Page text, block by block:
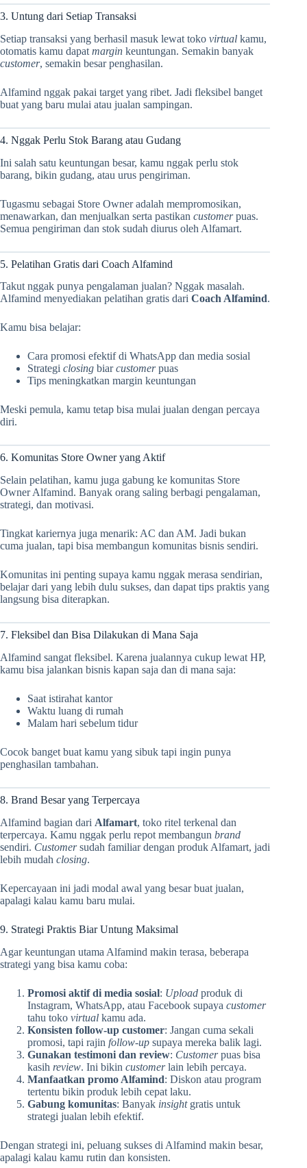
3. Untung dari Setiap Transaksi
Setiap transaksi yang berhasil masuk lewat toko virtual kamu,
otomatis kamu dapat margin keuntungan. Semakin banyak
customer, semakin besar penghasilan.
Alfamind nggak pakai target yang ribet. Jadi fleksibel banget
buat yang baru mulai atau jualan sampingan.
4. Nggak Perlu Stok Barang atau Gudang
Ini salah satu keuntungan besar, kamu nggak perlu stok
barang, bikin gudang, atau urus pengiriman.
Tugasmu sebagai Store Owner adalah mempromosikan,
menawarkan, dan menjualkan serta pastikan customerpuas.
Semua pengiriman dan stok sudah diurus oleh Alfamart.
5. Pelatihan Gratis dari Coach Alfamind
Takut nggak punya pengalaman jualan? Nggak masalah.
Alfamind menyediakan pelatihan gratis dari Coach Alfamind.
Kamu bisa belajar:
Cara promosi efektif di WhatsApp dan media sosial
Strategi closing biarcustomerpuas
Tips meningkatkan margin keuntungan
Meski pemula, kamu tetap bisa mulai jualan dengan percaya
diri.
6. Komunitas Store Owner yang Aktif
Selain pelatihan, kamu juga gabung ke komunitas Store
Owner Alfamind. Banyak orang saling berbagi pengalaman,
strategi, dan motivasi.
Tingkat kariernya juga menarik: AC dan AM. Jadi bukan
cuma jualan, tapi bisa membangun komunitas bisnis sendiri.
Komunitas ini penting supaya kamu nggak merasa sendirian,
belajar dari yang lebih dulu sukses, dan dapat tips praktis yang
langsung bisa diterapkan.
7. Fleksibel dan Bisa Dilakukan di Mana Saja
Alfamind sangat fleksibel. Karena jualannya cukup lewat HP,
kamu bisa jalankan bisnis kapan saja dan di mana saja:
Saat istirahat kantor
Waktu luang di rumah
Malam hari sebelum tidur
Cocok banget buat kamu yang sibuk tapi ingin punya
penghasilan tambahan.
8. Brand Besar yang Terpercaya
Alfamind bagian dari Alfamart, toko ritel terkenal dan
terpercaya. Kamu nggak perlu repot membangun brand
sendiri. Customersudah familiar dengan produk Alfamart, jadi
lebih mudah closing.
Kepercayaan ini jadi modal awal yang besar buat jualan,
apalagi kalau kamu baru mulai.
9. Strategi Praktis Biar Untung Maksimal
Agar keuntungan utama Alfamind makin terasa, beberapa
strategi yang bisa kamu coba:
Promosi aktif di media sosial: Upload produk di
Instagram, WhatsApp, atau Facebook supaya customer
tahu toko virtual kamu ada.
Konsisten follow-up customer: Jangan cuma sekali
promosi, tapi rajin follow-up supaya mereka balik lagi.
Gunakan testimoni dan review: Customerpuas bisa
kasih review. Ini bikin customerlain lebih percaya.
Manfaatkan promo Alfamind: Diskon atau program
tertentu bikin produk lebih cepat laku.
Gabung komunitas: Banyak insight gratis untuk
strategi jualan lebih efektif.
Dengan strategi ini, peluang sukses di Alfamind makin besar,
apalagi kalau kamu rutin dan konsisten.